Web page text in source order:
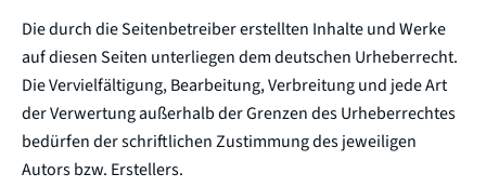
Die durch die Seitenbetreiber erstellten Inhalte und Werke
auf diesen Seiten unterliegen dem deutschen Urheberrecht.
Die Vervielfältigung, Bearbeitung, Verbreitung und jede Art
der Verwertung außerhalb der Grenzen des Urheberrechtes
bedürfen der schriftlichen Zustimmung des jeweiligen
Autors bzw. Erstellers.